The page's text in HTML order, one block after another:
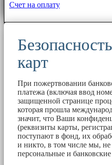
Счет на оплату
карт
При пожертвовании
платежа (включая ввод
защищенной странице
которая прошла
значит, что Ваши
(реквизиты карты,
поступают в фонд, их
и никто, в том числе мы,
персональные и